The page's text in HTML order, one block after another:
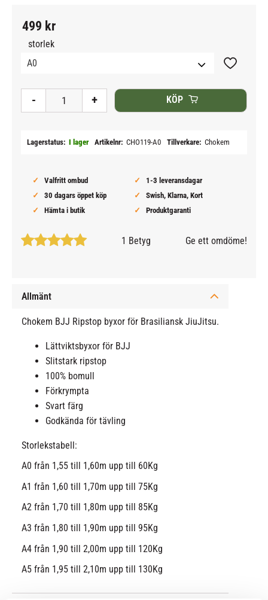
499 kr
storlek
+
- KÖP
Lägg till
Lagerstatus I lager Artikelnr CHO119-A0 Tillverkare Chokem
Valfritt ombud
1-3 leveransdagar
30 dagars öppet köp
Swish, Klarna, Kort
Hämta i butik
Produktgaranti
1 Betyg Ge ett omdöme!
Allmänt
Chokem BJJ Ripstop byxor för Brasiliansk JiuJitsu.
Lättviktsbyxor för BJJ
Slitstark ripstop
100% bomull
Förkrympta
Svart färg
Godkända för tävling
Storlekstabell:
A0 från 1,55 till 1,60m upp till 60Kg
A1 från 1,60 till 1,70m upp till 75Kg
A2 från 1,70 till 1,80m upp till 85Kg
A3 från 1,80 till 1,90m upp till 95Kg
A4 från 1,90 till 2,00m upp till 120Kg
A5 från 1,95 till 2,10m upp till 130Kg